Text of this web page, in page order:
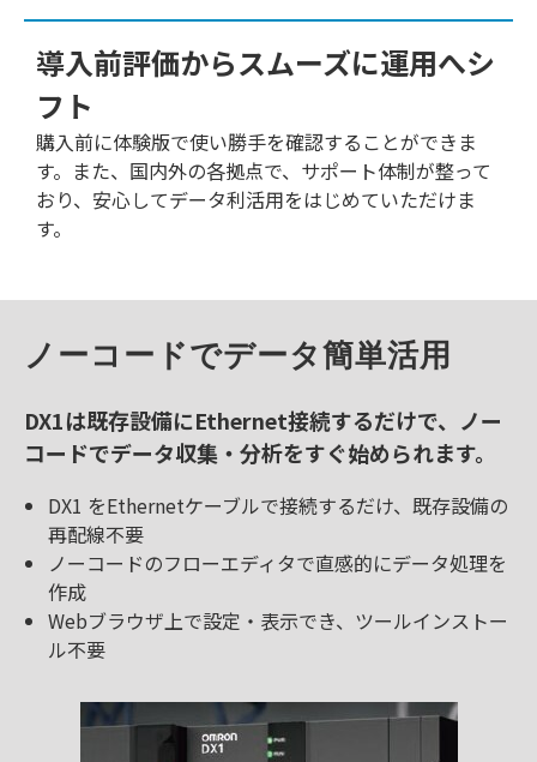
導入前評価からスムーズに運用へシ
フト
購入前に体験版で使い勝手を確認することができま
す。また、国内外の各拠点で、サポート体制が整って
おり、安心してデータ利活用をはじめていただけま
す。
ノーコードでデータ簡単活用
DX1は既存設備にEthernet接続するだけで、ノー
コードでデータ収集・分析をすぐ始められます。
DX1 をEthernetケーブルで接続するだけ、既存設備の
再配線不要
ノーコードのフローエディタで直感的にデータ処理を
作成
Webブラウザ上で設定・表示でき、ツールインストー
ル不要